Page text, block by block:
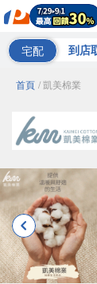
宅配 到店
首頁 / 凱美棉業